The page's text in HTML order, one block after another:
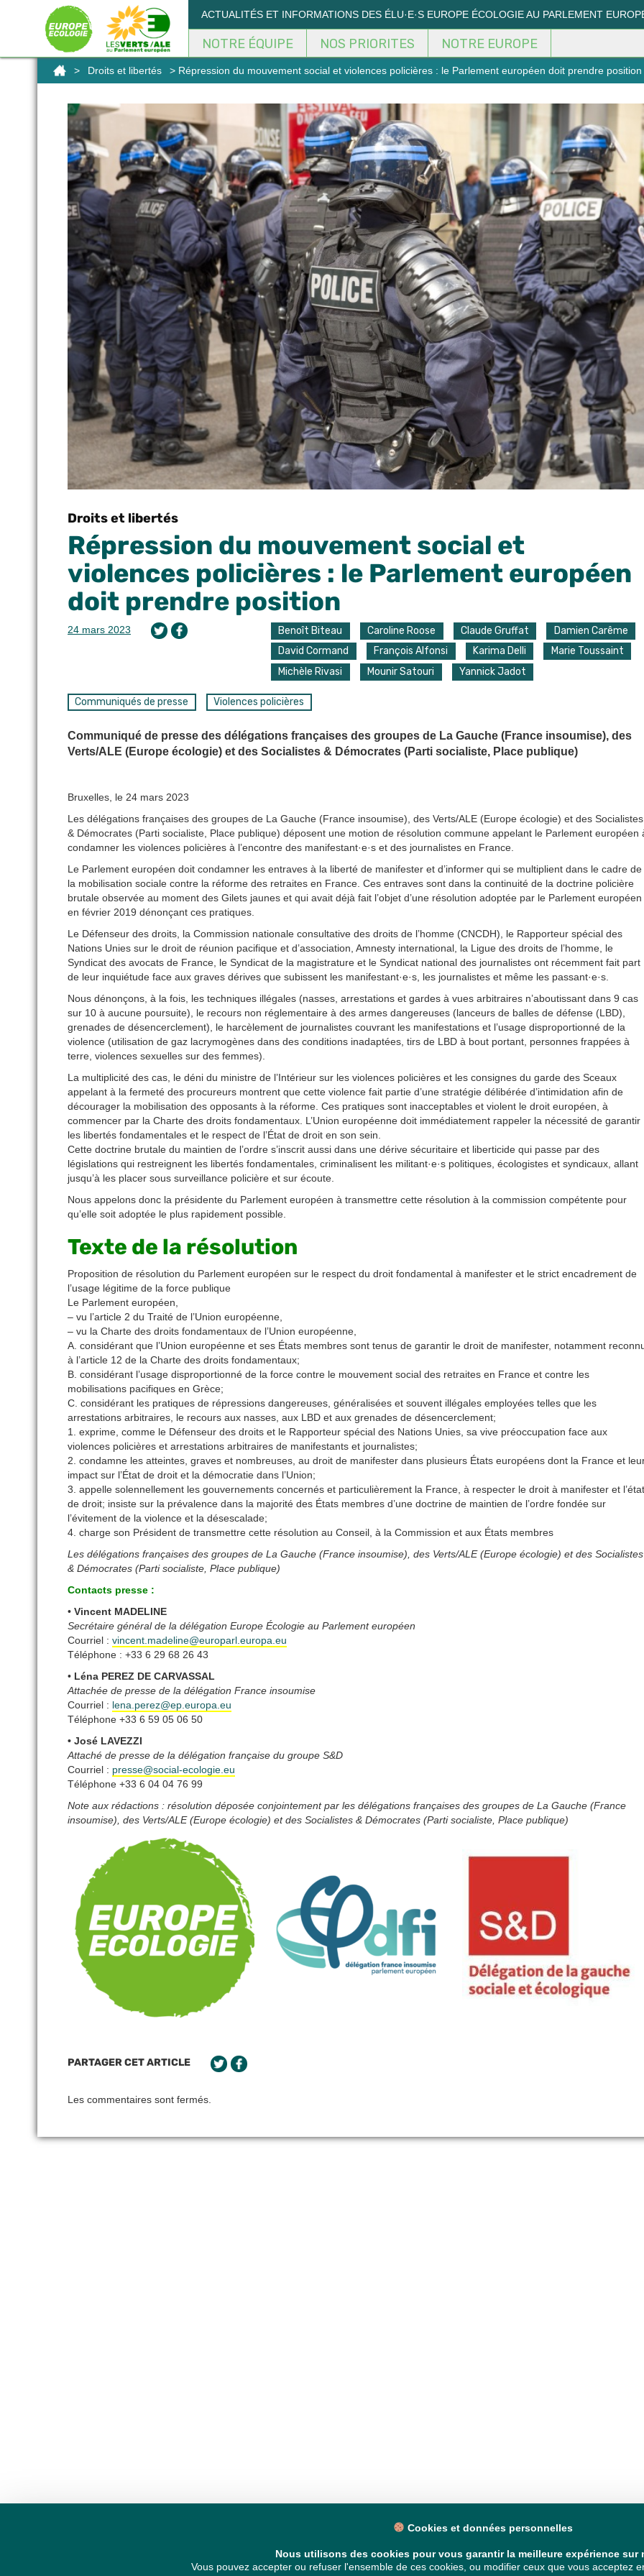
ACTUALITÉS ET INFORMATIONS DES ÉLU·E·S EUROPE ÉCOLOGIE AU PARLEMENT
NOTRE ÉQUIPE NOS PRIORITES NOTRE EUROPE
> Droits et libertés > Répression du mouvement social et violences policières : le Parlement européen doit prendre position
Droits et libertés
Répression du mouvement social et
violences policières : le Parlement européen
doit prendre position
24 mars 2023 Benoît Biteau Caroline Roose Claude Gruffat
Damien Carême
David Cormand
François Alfonsi Karima Delli
Marie Toussaint
Michèle Rivasi
Mounir Satouri Yannick Jadot
Communiqués de presse Violences policières
Communiqué de presse des délégations françaises des groupes de La Gauche (France insoumise), des
Verts/ALE (Europe écologie) et des Socialistes & Démocrates (Parti socialiste, Place publique)
Bruxelles, le 24 mars 2023
Les délégations françaises des groupes de La Gauche (France insoumise), des Verts/ALE (Europe écologie) et des Socialistes
& Démocrates (Parti socialiste, Place publique) déposent une motion de résolution commune appelant le Parlement européen
condamner les violences policières à l’encontre des manifestant·e·s et des journalistes en France.
Le Parlement européen doit condamner les entraves à la liberté de manifester et d’informer qui se multiplient dans le cadre de
la mobilisation sociale contre la réforme des retraites en France. Ces entraves sont dans la continuité de la doctrine policière
brutale observée au moment des Gilets jaunes et qui avait déjà fait l’objet d’une résolution adoptée par le Parlement européen
en février 2019 dénonçant ces pratiques.
Le Défenseur des droits, la Commission nationale consultative des droits de l’homme (CNCDH), le Rapporteur spécial des
Nations Unies sur le droit de réunion pacifique et d’association, Amnesty international, la Ligue des droits de l’homme, le
Syndicat des avocats de France, le Syndicat de la magistrature et le Syndicat national des journalistes ont récemment fait part
de leur inquiétude face aux graves dérives que subissent les manifestant·e·s, les journalistes et même les passant·e·s.
Nous dénonçons, à la fois, les techniques illégales (nasses, arrestations et gardes à vues arbitraires n’aboutissant dans 9 cas
sur 10 à aucune poursuite), le recours non réglementaire à des armes dangereuses (lanceurs de balles de défense (LBD),
grenades de désencerclement), le harcèlement de journalistes couvrant les manifestations et l’usage disproportionné de la
violence (utilisation de gaz lacrymogènes dans des conditions inadaptées, tirs de LBD à bout portant, personnes frappées à
terre, violences sexuelles sur des femmes).
La multiplicité des cas, le déni du ministre de l’Intérieur sur les violences policières et les consignes du garde des Sceaux
appelant à la fermeté des procureurs montrent que cette violence fait partie d’une stratégie délibérée d’intimidation afin de
décourager la mobilisation des opposants à la réforme. Ces pratiques sont inacceptables et violent le droit européen, à
commencer par la Charte des droits fondamentaux. L’Union européenne doit immédiatement rappeler la nécessité de garantir
les libertés fondamentales et le respect de l’État de droit en son sein.
Cette doctrine brutale du maintien de l’ordre s’inscrit aussi dans une dérive sécuritaire et liberticide qui passe par des
législations qui restreignent les libertés fondamentales, criminalisent les militant·e·s politiques, écologistes et syndicaux, allant
jusqu’à les placer sous surveillance policière et sur écoute.
Nous appelons donc la présidente du Parlement européen à transmettre cette résolution à la commission compétente pour
qu’elle soit adoptée le plus rapidement possible.
Texte de la résolution
Proposition de résolution du Parlement européen sur le respect du droit fondamental à manifester et le strict encadrement de
l’usage légitime de la force publique
Le Parlement européen,
– vu l’article 2 du Traité de l’Union européenne,
– vu la Charte des droits fondamentaux de l’Union européenne,
A. considérant que l’Union européenne et ses États membres sont tenus de garantir le droit de manifester, notamment
à l’article 12 de la Charte des droits fondamentaux;
B. considérant l’usage disproportionné de la force contre le mouvement social des retraites en France et contre les
mobilisations pacifiques en Grèce;
C. considérant les pratiques de répressions dangereuses, généralisées et souvent illégales employées telles que les
arrestations arbitraires, le recours aux nasses, aux LBD et aux grenades de désencerclement;
1. exprime, comme le Défenseur des droits et le Rapporteur spécial des Nations Unies, sa vive préoccupation face aux
violences policières et arrestations arbitraires de manifestants et journalistes;
2. condamne les atteintes, graves et nombreuses, au droit de manifester dans plusieurs États européens dont la France et
impact sur l’État de droit et la démocratie dans l’Union;
3. appelle solennellement les gouvernements concernés et particulièrement la France, à respecter le droit à manifester et l’état
de droit; insiste sur la prévalence dans la majorité des États membres d’une doctrine de maintien de l’ordre fondée sur
l’évitement de la violence et la désescalade;
4. charge son Président de transmettre cette résolution au Conseil, à la Commission et aux États membres
Les délégations françaises des groupes de La Gauche (France insoumise), des Verts/ALE (Europe écologie) et des Socialistes
& Démocrates (Parti socialiste, Place publique)
Contacts presse :
• Vincent MADELINE
Secrétaire général de la délégation Europe Écologie au Parlement européen
Courriel : vincent.madeline@europarl.europa.eu
Téléphone : +33 6 29 68 26 43
• Léna PEREZ DE CARVASSAL
Attachée de presse de la délégation France insoumise
Courriel : lena.perez@ep.europa.eu
Téléphone +33 6 59 05 06 50
• José LAVEZZI
Attaché de presse de la délégation française du groupe S&D
Courriel : presse@social-ecologie.eu
Téléphone +33 6 04 04 76 99
Note aux rédactions : résolution déposée conjointement par les délégations françaises des groupes de La Gauche (France
insoumise), des Verts/ALE (Europe écologie) et des Socialistes & Démocrates (Parti socialiste, Place publique)
PARTAGER CET ARTICLE
Les commentaires sont fermés.
Panneau de gestion des cookies
Cookies et données personnelles
Nous utilisons des cookies pour vous garantir la meilleure expérience sur
Vous pouvez accepter ou refuser l'ensemble de ces cookies, ou modifier ceux que vous acceptez